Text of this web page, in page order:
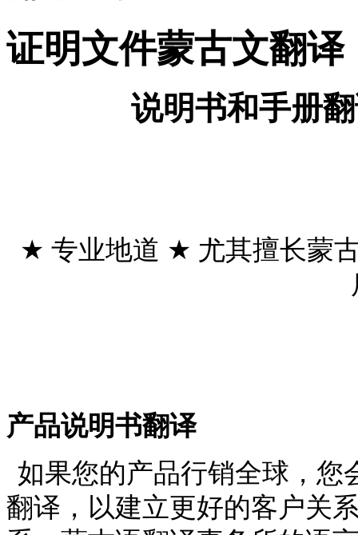
证明文件蒙古文翻译
说明书和手册
★ 专业地道 ★ 尤其擅长蒙
产品说明书翻译
如果您的产品行销全球，您
翻译，以建立更好的客户关